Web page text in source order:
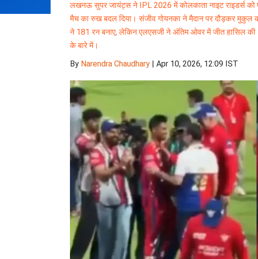
लखनऊ सुपर जायंट्स ने IPL 2026 में कोलकाता नाइट राइडर्स को
मैच का रुख बदल दिया। संजीव गोयनका ने मैदान पर दौड़कर मुकुल
ने 181 रन बनाए, लेकिन एलएसजी ने अंतिम ओवर में जीत हासिल
के बारे में।
By Narendra Chaudhary | Apr 10, 2026, 12:09 IST